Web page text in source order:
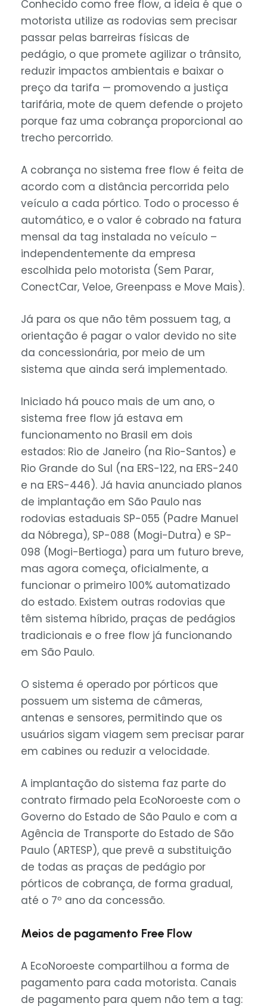
Conhecido como free flow, a ideia é que o
motorista utilize as rodovias sem precisar
passar pelas barreiras físicas de
pedágio, o que promete agilizar o trânsito,
reduzir impactos ambientais e baixar o
preço da tarifa — promovendo a justiça
tarifária, mote de quem defende o projeto
porque faz uma cobrança proporcional ao
trecho percorrido.
A cobrança no sistema free flow é feita de
acordo com a distância percorrida pelo
veículo a cada pórtico. Todo o processo é
automático, e o valor é cobrado na fatura
mensal da tag instalada no veículo –
independentemente da empresa
escolhida pelo motorista (Sem Parar,
ConectCar, Veloe, Greenpass e Move Mais).
Já para os que não têm possuem tag, a
orientação é pagar o valor devido no site
da concessionária, por meio de um
sistema que ainda será implementado.
Iniciado há pouco mais de um ano, o
sistema free flow já estava em
funcionamento no Brasil em dois
estados: Rio de Janeiro (na Rio-Santos) e
Rio Grande do Sul (na ERS-122, na ERS-240
e na ERS-446). Já havia anunciado planos
de implantação em São Paulo nas
rodovias estaduais SP-055 (Padre Manuel
da Nóbrega), SP-088 (Mogi-Dutra) e SP-
098 (Mogi-Bertioga) para um futuro breve,
mas agora começa, oficialmente, a
funcionar o primeiro 100% automatizado
do estado. Existem outras rodovias que
têm sistema híbrido, praças de pedágios
tradicionais e o free flow já funcionando
em São Paulo.
O sistema é operado por pórticos que
possuem um sistema de câmeras,
antenas e sensores, permitindo que os
usuários sigam viagem sem precisar parar
em cabines ou reduzir a velocidade.
A implantação do sistema faz parte do
contrato firmado pela EcoNoroeste com o
Governo do Estado de São Paulo e com a
Agência de Transporte do Estado de São
Paulo (ARTESP), que prevê a substituição
de todas as praças de pedágio por
pórticos de cobrança, de forma gradual,
até o 7º ano da concessão.
Meios de pagamento Free Flow
A EcoNoroeste compartilhou a forma de
pagamento para cada motorista. Canais
de pagamento para quem não tem a tag: